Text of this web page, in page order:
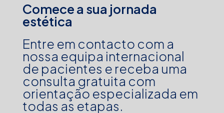
Comece a sua jornada
estética
Entre em contacto com a
nossa equipa internacional
de pacientes e receba uma
consulta gratuita com
orientação especializada em
todas as etapas.